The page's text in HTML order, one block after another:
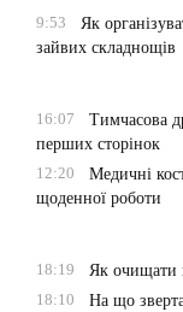
9:53
Як
зайвих складнощів
16:07
Тимчасова
перших сторінок
12:20
Медичні
щоденної роботи
18:19
Як очищати
18:10
На що